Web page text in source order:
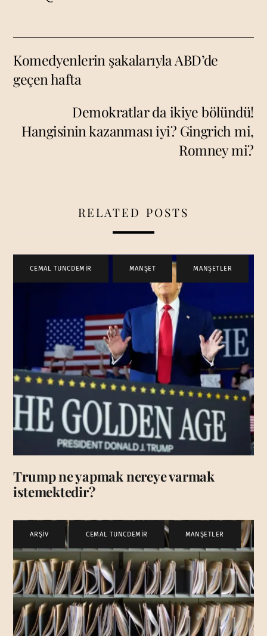
Komedyenlerin şakalarıyla ABD’de
geçen hafta
Demokratlar da ikiye bölündü!
Hangisinin kazanması iyi? Gingrich mi,
Romney mi?
RELATED POSTS
CEMAL TUNCDEMİR MANŞET , MANŞETLER
Trump ne yapmak nereye varmak
istemektedir?
ARŞİV CEMAL TUNCDEMİR , MANŞETLER